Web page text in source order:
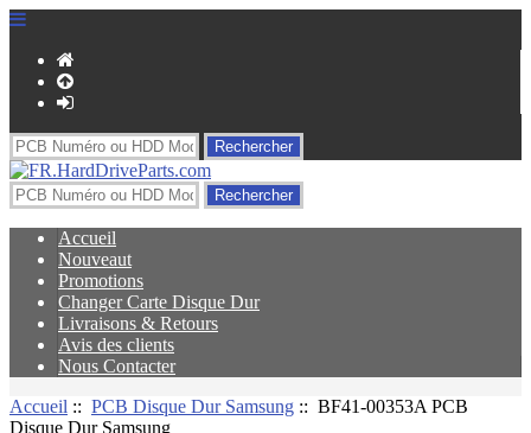
Accueil
Nouveaut
Promotions
Changer Carte Disque Dur
Livraisons & Retours
Avis des clients
Nous Contacter
Accueil :: PCB Disque Dur Samsung :: BF41-00353A PCB
Disque Dur Samsung